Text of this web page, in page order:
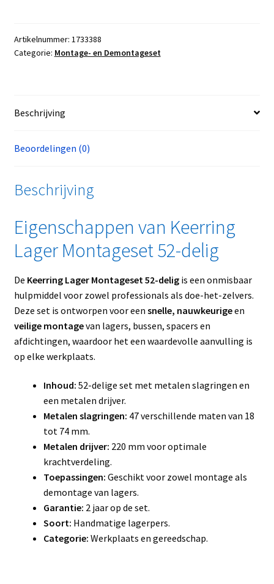
Artikelnummer: 1733388
Categorie: Montage- en Demontageset
Beschrijving
Beoordelingen (0)
Beschrijving
Eigenschappen van Keerring
Lager Montageset 52-delig
De Keerring Lager Montageset 52-deligis een onmisbaar
hulpmiddel voor zowel professionals als doe-het-zelvers.
Deze set is ontworpen voor een snelle, nauwkeurigeen
veilige montagevan lagers, bussen, spacers en
afdichtingen, waardoor het een waardevolle aanvulling is
op elke werkplaats.
Inhoud: 52-delige set met metalen slagringen en
een metalen drijver.
Metalen slagringen: 47 verschillende maten van 18
tot 74 mm.
Metalen drijver: 220 mm voor optimale
krachtverdeling.
Toepassingen: Geschikt voor zowel montage als
demontage van lagers.
Garantie: 2 jaar op de set.
Soort: Handmatige lagerpers.
Categorie: Werkplaats en gereedschap.